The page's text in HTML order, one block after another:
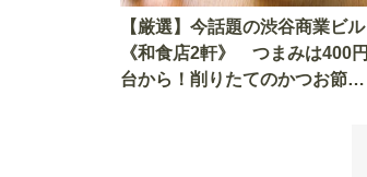
【厳選】今話題の渋谷商業ビル
《和食店2軒》 つまみは400円
台から！削りたてのかつお節が